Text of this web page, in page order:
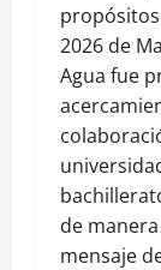
2026 de
Agua fue
de
mensaje